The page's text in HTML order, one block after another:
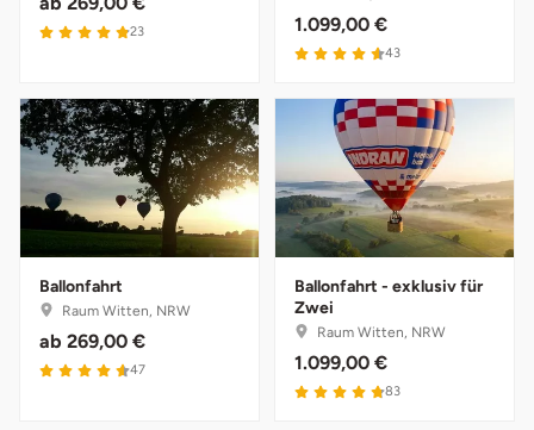
23 1.099,00 €
43
Ballonfahrt
Raum Witten, NRW
ab 269,00 €
47
Ballonfahrt - exklusiv für
Zwei
Raum Witten, NRW
1.099,00 €
83